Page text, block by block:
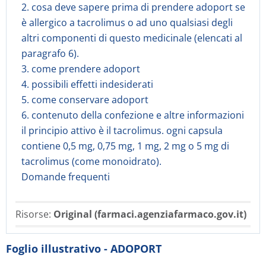
2. cosa deve sapere prima di prendere adoport se
è allergico a tacrolimus o ad uno qualsiasi degli
altri componenti di questo medicinale (elencati al
paragrafo 6).
3. come prendere adoport
4. possibili effetti indesiderati
5. come conservare adoport
6. contenuto della confezione e altre informazioni
il principio attivo è il tacrolimus. ogni capsula
contiene 0,5 mg, 0,75 mg, 1 mg, 2 mg o 5 mg di
tacrolimus (come monoidrato).
Domande frequenti
Risorse: Original (farmaci.agenziafarmaco.gov.it)
Foglio illustrativo - ADOPORT